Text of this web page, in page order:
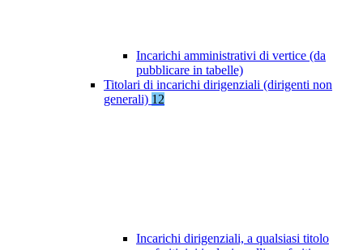
Incarichi amministrativi di vertice (da
pubblicare in tabelle)
Titolari di incarichi dirigenziali (dirigenti non
generali) 12
Incarichi dirigenziali, a qualsiasi titolo